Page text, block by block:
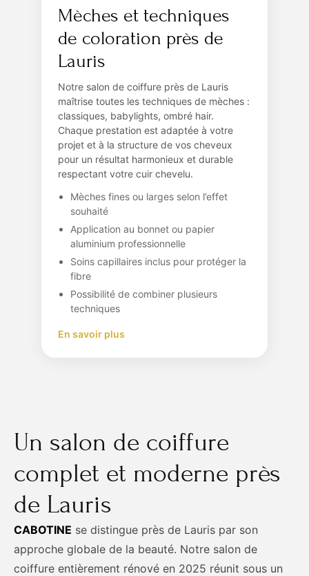
Mèches et techniques
de coloration près de
Lauris
Notre salon de coiffure près de Lauris
maîtrise toutes les techniques de mèches :
classiques, babylights, ombré hair.
Chaque prestation est adaptée à votre
projet et à la structure de vos cheveux
pour un résultat harmonieux et durable
respectant votre cuir chevelu.
Mèches fines ou larges selon l’effet
souhaité
Application au bonnet ou papier
aluminium professionnelle
Soins capillaires inclus pour protéger la
fibre
Possibilité de combiner plusieurs
techniques
En savoir plus
Un salon de coiffure
complet et moderne près
de Lauris
CABOTINE se distingue près de Lauris par son
approche globale de la beauté. Notre salon de
coiffure entièrement rénové en 2025 réunit sous un